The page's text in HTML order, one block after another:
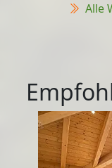
Alle